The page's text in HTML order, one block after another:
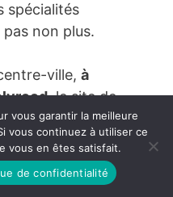
spécialités
non plus.
ville, à
, le site de
nombreux
centres d’intérêt,
vous garantir la meilleure
vous continuez à utiliser ce
vous en êtes satisfait.
de confidentialité